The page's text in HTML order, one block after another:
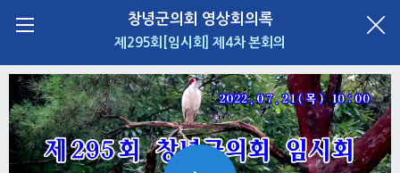
창녕군의회 영상회의록
제295회[임시회] 제4차 본회의